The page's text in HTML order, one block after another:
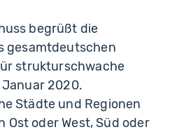
begrüßt die
gesamtdeutschen
strukturschwache
Januar 2020.
Städte und Regionen
Ost oder West, Süd oder